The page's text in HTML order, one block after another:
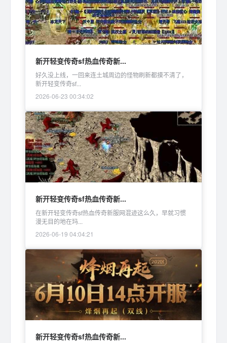
新开轻变传奇sf热血传奇新...
好久没上线，一回来连土城周边的怪物刷新都摸不清了，
新开轻变传奇sf...
2026-06-23 00:34:02
新开轻变传奇sf热血传奇新...
在新开轻变传奇sf热血传奇新服网混迹这么久，早就习惯
漫无目的地在玛...
2026-06-19 04:04:21
新开轻变传奇sf热血传奇新...